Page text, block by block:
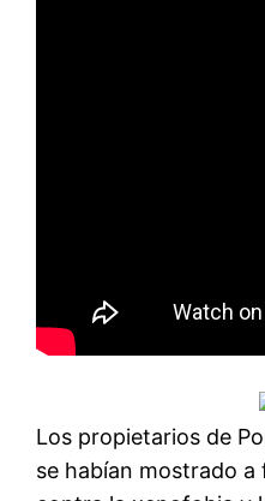
Los propietarios de
se habían mostrado